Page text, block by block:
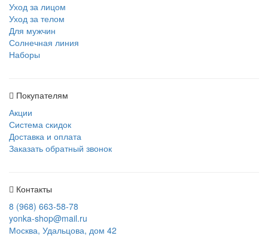
Уход за лицом
Уход за телом
Для мужчин
Солнечная линия
Наборы
Покупателям
Акции
Система скидок
Доставка и оплата
Заказать обратный звонок
Контакты
8 (968) 663-58-78
yonka-shop@mail.ru
Москва, Удальцова, дом 42